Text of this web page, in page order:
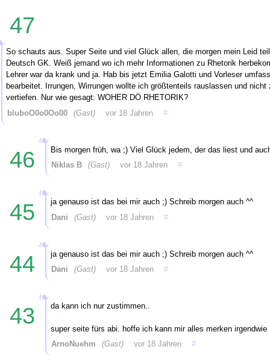
47
So schauts aus. Super Seite und viel Glück allen, die morgen mein Leid
Deutsch GK. Weiß jemand wo ich mehr Informationen zu Rhetorik
Lehrer war da krank und ja. Hab bis jetzt Emilia Galotti und Vorleser
bearbeitet. Irrungen, Wirrungen wollte ich größtenteils rauslassen und nicht
vertiefen. Nur wie gesagt: WOHER DÖ RHETORIK?
bluboO0o0Oo00
(Gast) vor 18 Jahren #
46
Bis morgen früh, wa ;) Viel Glück jedem, der das liest und
Niklas B
(Gast) vor 18 Jahren #
45
ja genauso ist das bei mir auch ;) Schreib morgen auch ^^
Dani
(Gast) vor 18 Jahren #
44
ja genauso ist das bei mir auch ;) Schreib morgen auch ^^
Dani
(Gast) vor 18 Jahren #
43 da kann ich nur zustimmen..
super seite fürs abi. hoffe ich kann mir alles merken irgendwie
ArnoNuehm
(Gast) vor 18 Jahren #